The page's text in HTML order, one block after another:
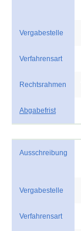
Vergabestelle
Verfahrensart
Rechtsrahmen
Abgabefrist
Ausschreibung
Vergabestelle
Verfahrensart